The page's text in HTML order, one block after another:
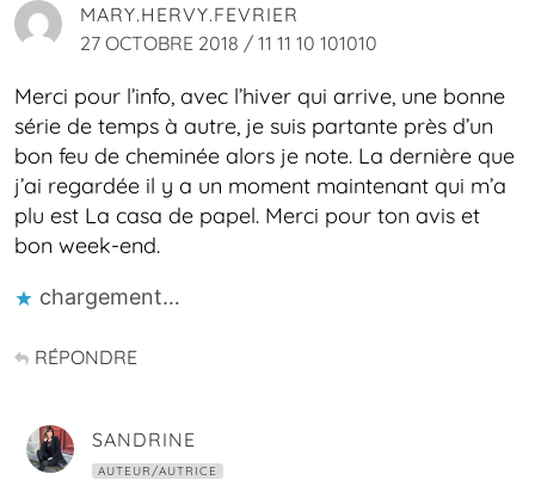
MARY.HERVY.FEVRIER
27 OCTOBRE 2018 / 11 11 10 101010
Merci pour l’info, avec l’hiver qui arrive, une bonne
série de temps à autre, je suis partante près d’un
bon feu de cheminée alors je note. La dernière que
j’ai regardée il y a un moment maintenant qui m’a
plu est La casa de papel. Merci pour ton avis et
bon week-end.
chargement…
RÉPONDRE
SANDRINE
AUTEUR/AUTRICE